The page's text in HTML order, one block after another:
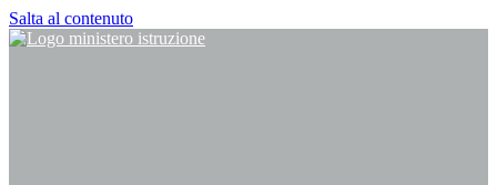
Salta al contenuto